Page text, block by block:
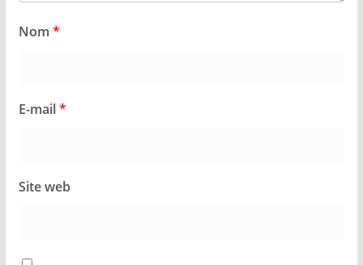
Nom *
E-mail*
Site web